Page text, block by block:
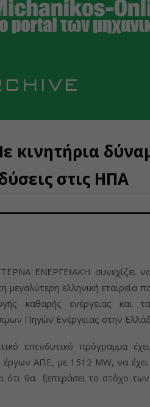
κινητήρια
στις ΗΠΑ
ΕΝΕΡΓΕΙΑΚΗ συνεχίζει
ελληνική εταιρεία
καθαρής ενέργειας και
Πηγών Ενέργειας στην
επενδυτικό πρόγραμμα
έργων ΑΠΕ, με 1512 MW, να
ότι θα ξεπεράσει το στόχο